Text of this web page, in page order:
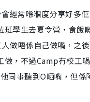
經常喺嗰度分享好多
學生去夏令營，食飯
做唔係自己做喎，之
，不過Camp冇校工
同事聽到O晒嘴，但係